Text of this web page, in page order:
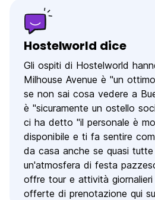
Hostelworld dice
Gli ospiti di Hostelworld
Milhouse Avenue è "un
se non sai cosa vedere a
è "sicuramente un ostello
ci ha detto "il personale è
disponibile e ti fa sentire
da casa anche se quasi
un'atmosfera di festa
offre tour e attività giornalieri
offerte di prenotazione qui